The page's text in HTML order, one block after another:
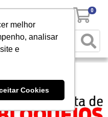
melhor
analisar
e
Cookies
0